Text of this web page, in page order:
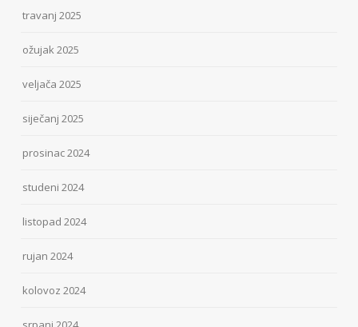
travanj 2025
ožujak 2025
veljača 2025
siječanj 2025
prosinac 2024
studeni 2024
listopad 2024
rujan 2024
kolovoz 2024